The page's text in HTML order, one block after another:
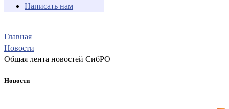
Написать нам
Главная
Новости
Общая лента новостей СибРО
Новости